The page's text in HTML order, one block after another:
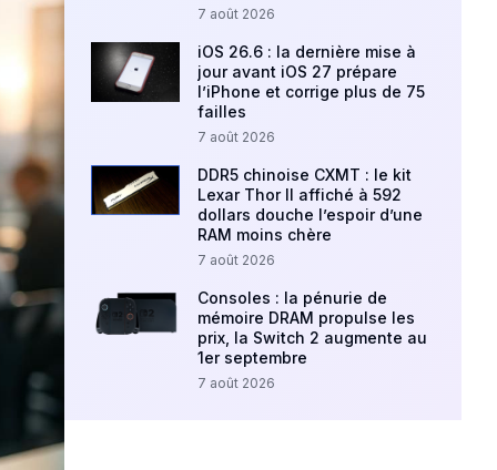
7 août 2026
iOS 26.6 : la dernière mise à
jour avant iOS 27 prépare
l’iPhone et corrige plus de 75
failles
7 août 2026
DDR5 chinoise CXMT : le kit
Lexar Thor II affiché à 592
dollars douche l’espoir d’une
RAM moins chère
7 août 2026
Consoles : la pénurie de
mémoire DRAM propulse les
prix, la Switch 2 augmente au
1er septembre
7 août 2026